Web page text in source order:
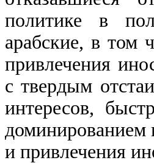
политике в
арабские, в том
привлечения
с твердым
интересов,
доминированием
и привлечения